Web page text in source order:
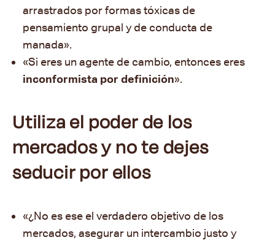
arrastrados por formas tóxicas de
pensamiento grupal y de conducta de
manada».
«Si eres un agente de cambio, entonces eres
inconformista por definición».
Utiliza el poder de los
mercados y no te dejes
seducir por ellos
«¿No es ese el verdadero objetivo de los
mercados, asegurar un intercambio justo y